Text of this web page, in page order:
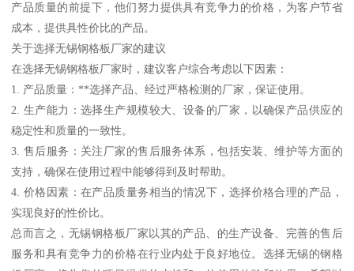
产品质量的前提下，他们努力提供具有竞争力的价格，为客户节省
成本，提供具性价比的产品。
关于选择无锡钢格板厂家的建议
在选择无锡钢格板厂家时，建议客户综合考虑以下因素：
1. 产品质量：**选择产品、经过严格检测的厂家，保证使用。
2. 生产能力：选择生产规模较大、设备的厂家，以确保产品供应的
稳定性和质量的一致性。
3. 售后服务：关注厂家的售后服务体系，包括安装、维护等方面的
支持，确保在使用过程中能够得到及时帮助。
4. 价格因素：在产品质量务相当的情况下，选择价格合理的产品，
实现良好的性价比。
总而言之，无锡钢格板厂家以其的产品、的生产设备、完善的售后
服务和具有竞争力的价格在行业内处于良好地位。选择无锡的钢格